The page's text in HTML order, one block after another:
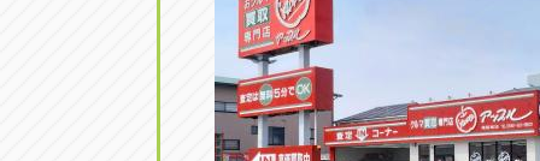
0568-25-
アップル
アップル名岐バイパス春日店
愛知県北名古屋市中之郷八反
アップル碧南店